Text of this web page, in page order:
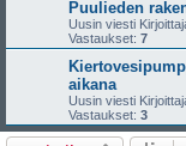
Puulieden
Uusin viesti
Vastaukset: 7
aikana
Uusin viesti
Vastaukset: 3